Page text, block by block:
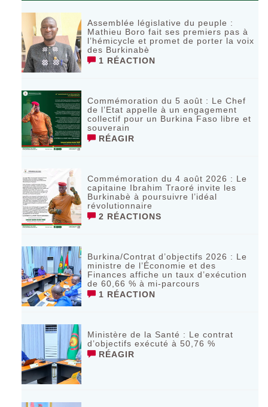
Assemblée législative du peuple :
Mathieu Boro fait ses premiers pas à
l’hémicycle et promet de porter la voix
des Burkinabè
1 RÉACTION
Commémoration du 5 août : Le Chef
de l’Etat appelle à un engagement
collectif pour un Burkina Faso libre et
souverain
RÉAGIR
Commémoration du 4 août 2026 : Le
capitaine Ibrahim Traoré invite les
Burkinabè à poursuivre l’idéal
révolutionnaire ‎
2 RÉACTIONS
Burkina/Contrat d’objectifs 2026 : Le
ministre de l’Économie et des
Finances affiche un taux d’exécution
de 60,66 % à mi-parcours
1 RÉACTION
Ministère de la Santé : Le contrat
d’objectifs exécuté à 50,76 %
RÉAGIR